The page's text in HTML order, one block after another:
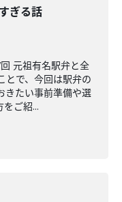
ぎる話
元祖有名駅弁と全
とで、今回は駅弁の
きたい事前準備や選
ご紹...